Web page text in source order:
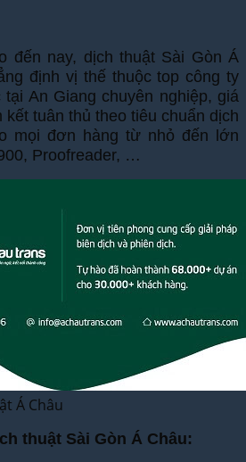
đến nay, dịch thuật Sài Gòn Á
định vị thế thuộc top công ty
An Giang chuyên nghiệp, giá
kết tuân thủ theo tiêu chuẩn dịch
mọi đơn hàng từ nhỏ đến lớn
Proofreader, …
Á Châu
thuật Sài Gòn Á Châu: